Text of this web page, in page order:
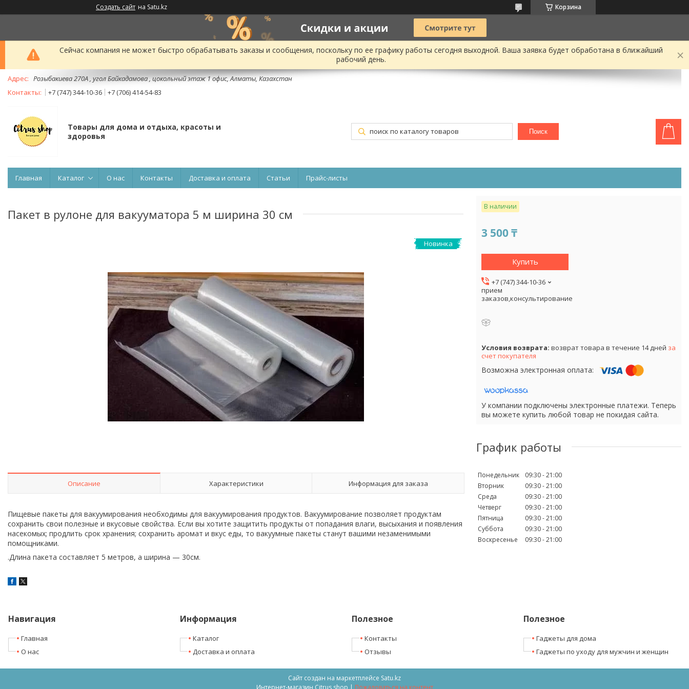
Создать сайт на Satu.kz Корзина
Сейчас компания не может быстро обрабатывать заказы и сообщения, поскольку по ее графику работы сегодня выходной. Ваша заявка будет обработана в ближайший
рабочий день.
Розыбакиева 270А , угол Байкадамова , цокольный этаж 1 офис, Алматы, Казахстан
+7 (747) 344-10-36
+7 (706) 414-54-83
Товары для дома и отдыха, красоты и
здоровья
Поиск
Главная Каталог О нас Контакты Доставка и оплата Статьи Прайс-листы
Пакет в рулоне для вакууматора 5 м ширина 30 см
Новинка
Описание Характеристики Информация для заказа
Пищевые пакеты для вакуумирования необходимы для вакуумирования продуктов. Вакуумирование позволяет продуктам
сохранить свои полезные и вкусовые свойства. Если вы хотите защитить продукты от попадания влаги, высыхания и появления
насекомых; продлить срок хранения; сохранить аромат и вкус еды, то вакуумные пакеты станут вашими незаменимыми
помощниками.
.Длина пакета составляет 5 метров, а ширина — 30см.
В наличии
3 500 ₸
Купить
+7 (747) 344-10-36
прием
заказов,консультирование
возврат товара в течение 14 дней за
счет покупателя
У компании подключены электронные платежи. Теперь
вы можете купить любой товар не покидая сайта.
График работы
Понедельник 09:30 21:00
Вторник
09:30 21:00
Среда
09:30 21:00
Четверг
09:30 21:00
Пятница
09:30 21:00
Суббота
09:30 21:00
Воскресенье
09:30 21:00
Навигация
Главная
О нас
Информация
Каталог
Доставка и оплата
Полезное
Контакты
Отзывы
Полезное
Гаджеты для дома
Гаджеты по уходу для мужчин и женщин
Сайт создан на маркетплейсе Satu.kz
Интернет-магазин Citrus shop | Пожаловаться на контент